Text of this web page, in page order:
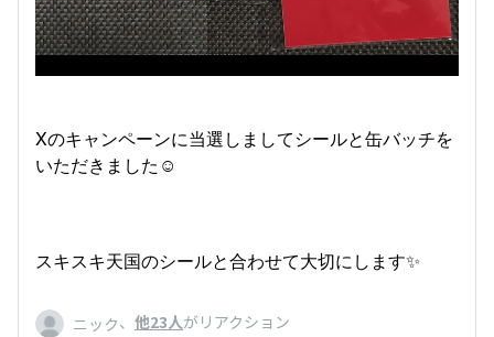
Xのキャンペーンに当選しましてシールと缶バッチを
いただきました☺️
スキスキ天国のシールと合わせて大切にします✨
ニック、 他23人がリアクション